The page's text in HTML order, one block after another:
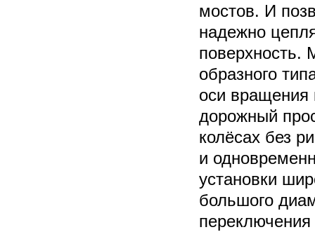
мостов. И
надежно
поверхность.
образного
оси вращения
дорожный
колёсах без
и
установки
большого
переключения